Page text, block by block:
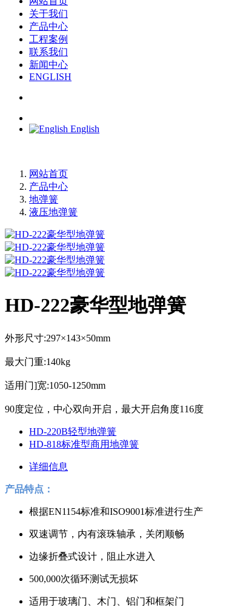
关于我们
产品中心
工程案例
联系我们
新闻中心
ENGLISH
English
网站首页
产品中心
地弹簧
液压地弹簧
HD-222豪华型地弹簧
外形尺寸:297×143×50mm
最大门重:140kg
适用门]宽:1050-1250mm
90度定位，中心双向开启，最大开启角度116度
HD-220B轻型地弹簧
HD-818标准型商用地弹簧
详细信息
产品特点：
根据EN1154标准和ISO9001标准进行生产
双速调节，内有滚珠轴承，关闭顺畅
边缘折叠式设计，阻止水进入
500,000次循环测试无损坏
适用于玻璃门、木门、铝门和框架门